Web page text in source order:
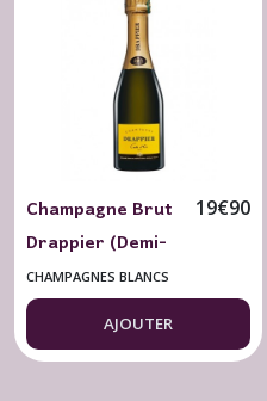
Champagne Brut
Drappier (Demi-
bouteille) Carte
Or 37.5 cl.
19€90
CHAMPAGNES BLANCS
AJOUTER